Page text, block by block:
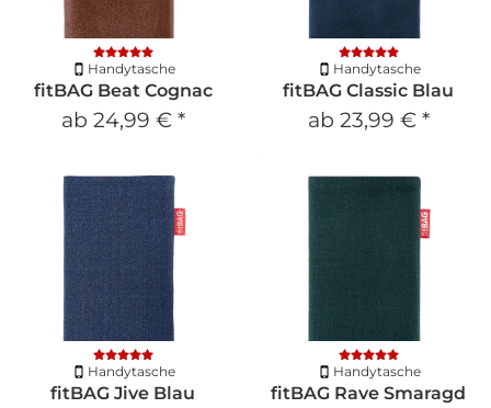
Handytasche
fitBAG Beat Cognac
ab 24,99 € *
Handytasche
fitBAG Classic Blau
ab 23,99 € *
Handytasche
fitBAG Jive Blau
Handytasche
fitBAG Rave Smaragd